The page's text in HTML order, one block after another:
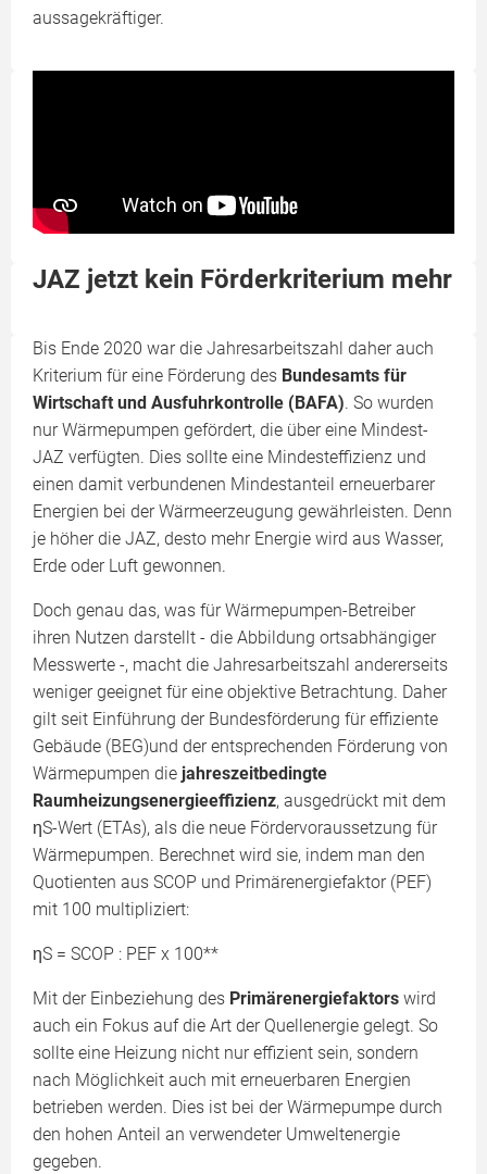
aussagekräftiger.
JAZ jetzt kein Förderkriterium mehr
Bis Ende 2020 war die Jahresarbeitszahl daher auch
Kriterium für eine Förderung des Bundesamts für
Wirtschaft und Ausfuhrkontrolle (BAFA). So wurden
nur Wärmepumpen gefördert, die über eine Mindest-
JAZ verfügten. Dies sollte eine Mindesteffizienz und
einen damit verbundenen Mindestanteil erneuerbarer
Energien bei der Wärmeerzeugung gewährleisten. Denn
je höher die JAZ, desto mehr Energie wird aus Wasser,
Erde oder Luft gewonnen.
Doch genau das, was für Wärmepumpen-Betreiber
ihren Nutzen darstellt - die Abbildung ortsabhängiger
Messwerte -, macht die Jahresarbeitszahl andererseits
weniger geeignet für eine objektive Betrachtung. Daher
gilt seit Einführung der Bundesförderung für effiziente
Gebäude (BEG)und der entsprechenden Förderung von
Wärmepumpen die jahreszeitbedingte
Raumheizungsenergieeffizienz, ausgedrückt mit dem
ηS-Wert (ETAs), als die neue Fördervoraussetzung für
Wärmepumpen. Berechnet wird sie, indem man den
Quotienten aus SCOP und Primärenergiefaktor (PEF)
mit 100 multipliziert:
ηS = SCOP : PEF x 100**
Mit der Einbeziehung des Primärenergiefaktors wird
auch ein Fokus auf die Art der Quellenergie gelegt. So
sollte eine Heizung nicht nur effizient sein, sondern
nach Möglichkeit auch mit erneuerbaren Energien
betrieben werden. Dies ist bei der Wärmepumpe durch
den hohen Anteil an verwendeter Umweltenergie
gegeben.